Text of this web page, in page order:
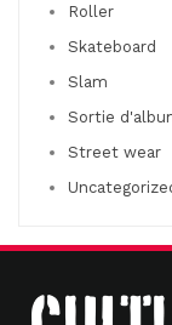
Roller
Skateboard
Slam
Sortie
Street wear